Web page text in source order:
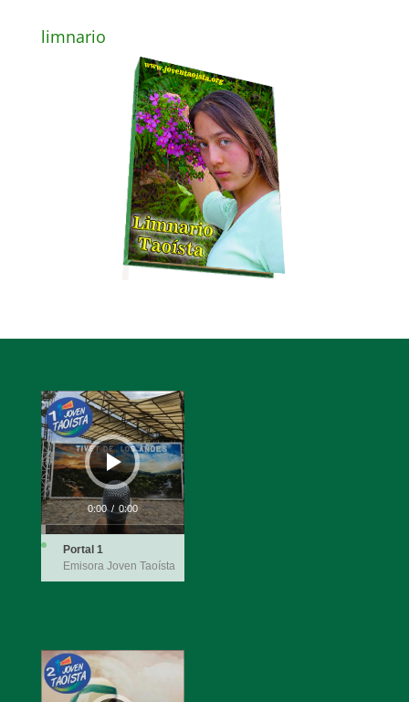
limnario
Reproductor
de
audio
0:00 / 0:00
Portal 1
Emisora Joven Taoísta
Reproductor
de
audio